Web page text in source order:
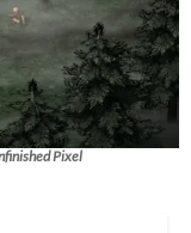
Pixel